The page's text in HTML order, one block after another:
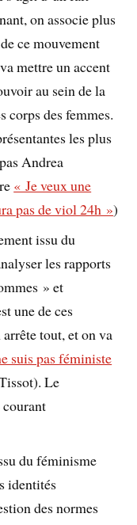
on associe plus
ce mouvement
mettre un accent
au sein de la
corps des femmes.
les plus
Andrea
« Je veux une
pas de viol 24h »)
issu du
les rapports
» et
une de ces
tout, et on va
suis pas féministe
Le
courant
du féminisme
identités
des normes